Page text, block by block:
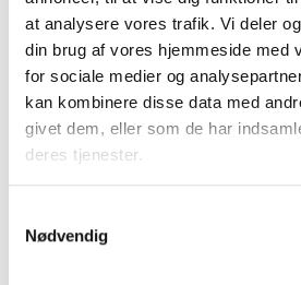
at analysere vores trafik. Vi deler
din brug af vores hjemmeside med
for sociale medier og
kan kombinere disse data med
givet dem, eller som de har
deres tjenester.
Nødvendig
en uge inden mødets
Tilmelding sker efter
princippet"
Vi forbeholder os ret til at
på deltagere med mere
samme organisation, så der